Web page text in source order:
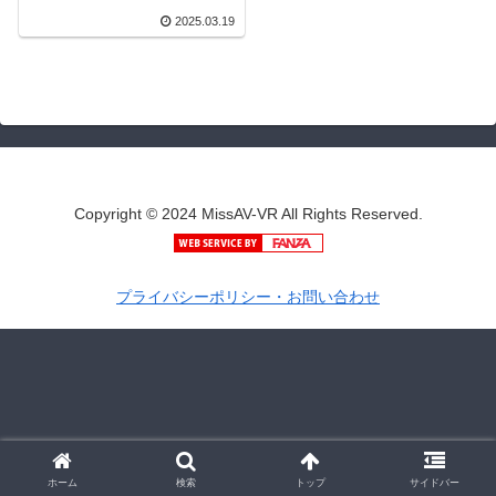
2025.03.19
Copyright © 2024 MissAV-VR All Rights Reserved.
プライバシーポリシー・お問い合わせ
ホーム 検索 トップ サイドバー